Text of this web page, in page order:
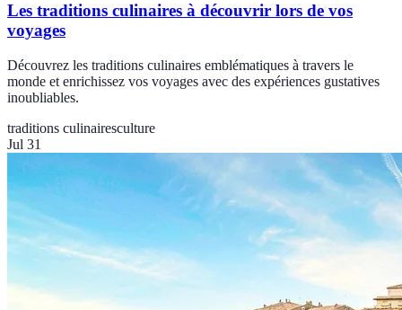
Les traditions culinaires à découvrir lors de vos
voyages
Découvrez les traditions culinaires emblématiques à travers le
monde et enrichissez vos voyages avec des expériences gustatives
inoubliables.
traditions culinairesculture
Jul 31